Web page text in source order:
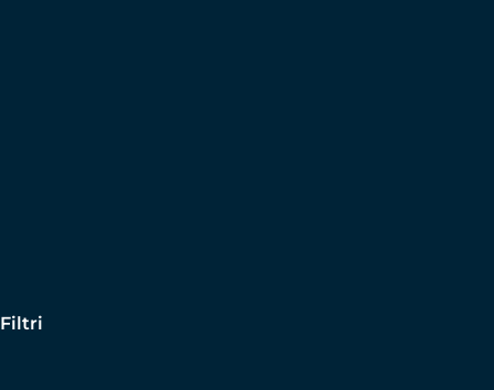
Filtri